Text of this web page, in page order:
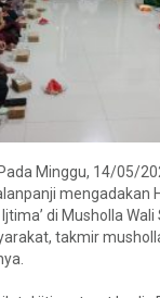
Pada Minggu, 14/05/
mengadakan
di Musholla Wali
takmir